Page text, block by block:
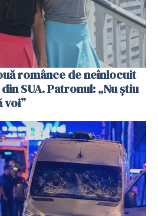
românce de neînlocuit
SUA. Patronul: „Nu știu
voi”